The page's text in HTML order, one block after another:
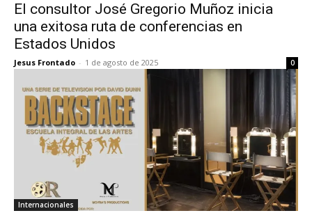
El consultor José Gregorio Muñoz inicia
una exitosa ruta de conferencias en
Estados Unidos
Jesus Frontado - 1 de agosto de 2025 0
Internacionales